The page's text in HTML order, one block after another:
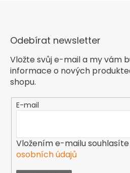
Odebírat newsletter
Vložte svůj e-mail a my vám
informace o nových
shopu.
E-mail
Vložením e-mailu souhlasíte
osobních údajů